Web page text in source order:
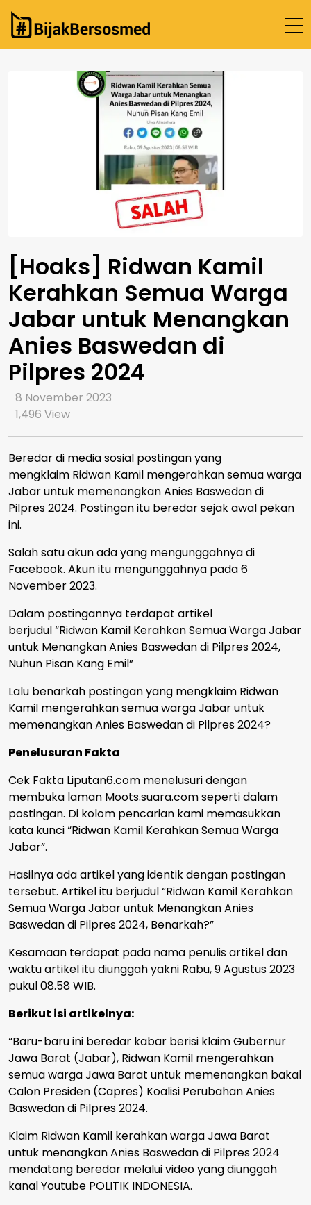
[Hoaks] Ridwan Kamil
Kerahkan Semua Warga
Jabar untuk Menangkan
Anies Baswedan di
Pilpres 2024
8 November 2023
1,496 View
Beredar di media sosial postingan yang
mengklaim Ridwan Kamil mengerahkan semua warga
Jabar untuk memenangkan Anies Baswedan di
Pilpres 2024. Postingan itu beredar sejak awal pekan
ini.
Salah satu akun ada yang mengunggahnya di
Facebook. Akun itu mengunggahnya pada 6
November 2023.
Dalam postingannya terdapat artikel
berjudul “Ridwan Kamil Kerahkan Semua Warga Jabar
untuk Menangkan Anies Baswedan di Pilpres 2024,
Nuhun Pisan Kang Emil”
Lalu benarkah postingan yang mengklaim Ridwan
Kamil mengerahkan semua warga Jabar untuk
memenangkan Anies Baswedan di Pilpres 2024?
Penelusuran Fakta
Cek Fakta Liputan6.com menelusuri dengan
membuka laman Moots.suara.com seperti dalam
postingan. Di kolom pencarian kami memasukkan
kata kunci “Ridwan Kamil Kerahkan Semua Warga
Jabar”.
Hasilnya ada artikel yang identik dengan postingan
tersebut. Artikel itu berjudul “Ridwan Kamil Kerahkan
Semua Warga Jabar untuk Menangkan Anies
Baswedan di Pilpres 2024, Benarkah?”
Kesamaan terdapat pada nama penulis artikel dan
waktu artikel itu diunggah yakni Rabu, 9 Agustus 2023
pukul 08.58 WIB.
Berikut isi artikelnya:
“Baru-baru ini beredar kabar berisi klaim Gubernur
Jawa Barat (Jabar), Ridwan Kamil mengerahkan
semua warga Jawa Barat untuk memenangkan bakal
Calon Presiden (Capres) Koalisi Perubahan Anies
Baswedan di Pilpres 2024.
Klaim Ridwan Kamil kerahkan warga Jawa Barat
untuk menangkan Anies Baswedan di Pilpres 2024
mendatang beredar melalui video yang diunggah
kanal Youtube POLITIK INDONESIA.